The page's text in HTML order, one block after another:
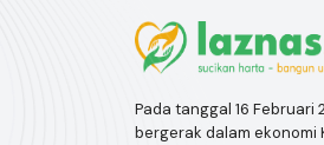
Pada tanggal 16 Februari
bergerak dalam ekonomi